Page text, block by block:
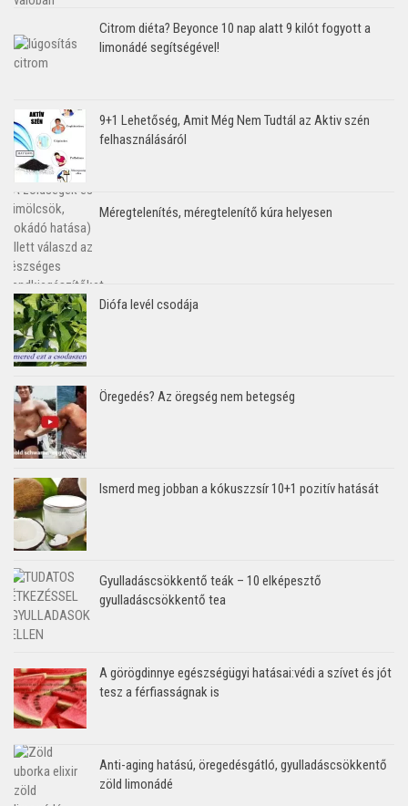
Citrom diéta? Beyonce 10 nap alatt 9 kilót fogyott a
limonádé segítségével!
9+1 Lehetőség, Amit Még Nem Tudtál az Aktiv szén
felhasználásáról
Méregtelenítés, méregtelenítő kúra helyesen
Diófa levél csodája
Öregedés? Az öregség nem betegség
Ismerd meg jobban a kókuszzsír 10+1 pozitív hatását
Gyulladáscsökkentő teák – 10 elképesztő
gyulladáscsökkentő tea
A görögdinnye egészségügyi hatásai:védi a szívet és jót
tesz a férfiasságnak is
Anti-aging hatású, öregedésgátló, gyulladáscsökkentő
zöld limonádé